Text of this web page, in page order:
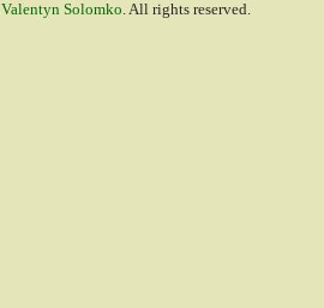
Valentyn Solomko. All rights reserved.